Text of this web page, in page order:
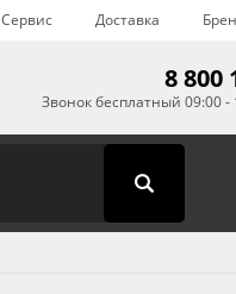
Сервис Доставка
8 800
Звонок бесплатный 09:00